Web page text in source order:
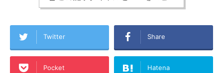
Twitter Share
Pocket Hatena